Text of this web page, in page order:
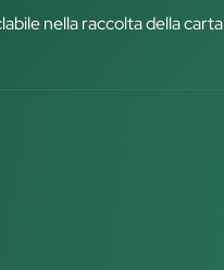
nella raccolta della carta